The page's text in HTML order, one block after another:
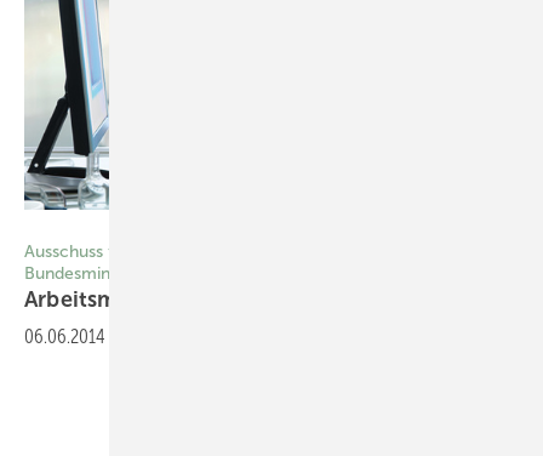
Ausschuss für Arbeitsmedizin (AfAMed) beim
Bundesministerium für Arbeit und Soziales– Folge 5 –
Arbeitsmedizinische Regeln
06.06.2014